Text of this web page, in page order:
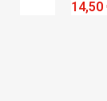
14,50